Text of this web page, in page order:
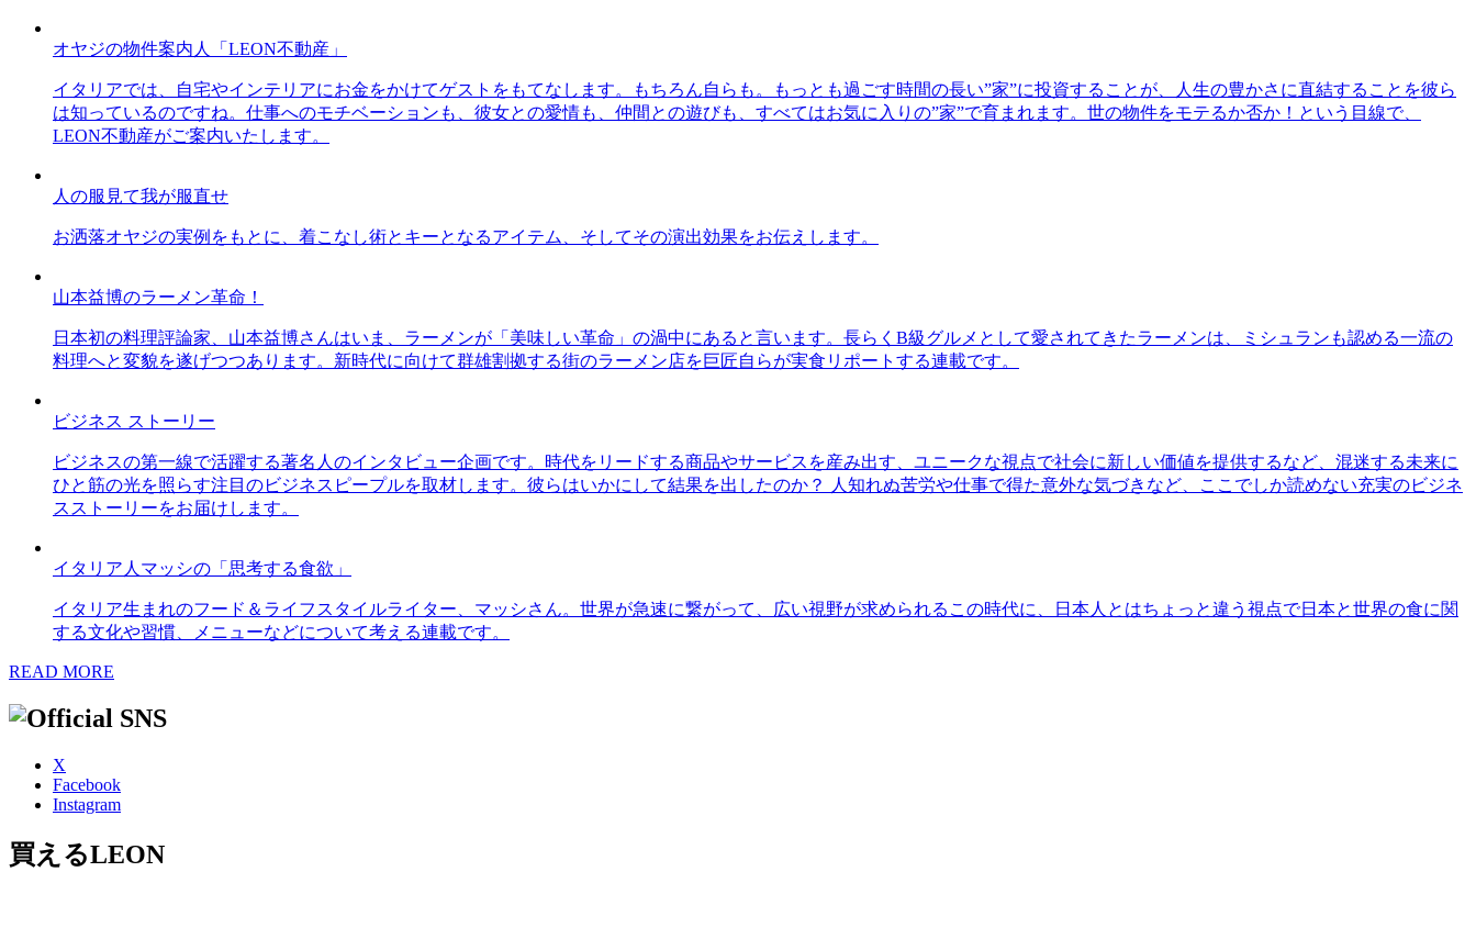
オヤジの物件案内人「LEON不動産」
イタリアでは、自宅やインテリアにお金をかけてゲストをもてなします。もちろん自らも。もっとも過ごす時間の長い”家”に投資することが、人生の豊かさに直結することを彼ら
は知っているのですね。仕事へのモチベーションも、彼女との愛情も、仲間との遊びも、すべてはお気に入りの”家”で育まれます。世の物件をモテるか否か！という目線で、
LEON不動産がご案内いたします。
人の服見て我が服直せ
お洒落オヤジの実例をもとに、着こなし術とキーとなるアイテム、そしてその演出効果をお伝えします。
山本益博のラーメン革命！
日本初の料理評論家、山本益博さんはいま、ラーメンが「美味しい革命」の渦中にあると言います。長らくB級グルメとして愛されてきたラーメンは、ミシュランも認める一流の
料理へと変貌を遂げつつあります。新時代に向けて群雄割拠する街のラーメン店を巨匠自らが実食リポートする連載です。
ビジネス ストーリー
ビジネスの第一線で活躍する著名人のインタビュー企画です。時代をリードする商品やサービスを産み出す、ユニークな視点で社会に新しい価値を提供するなど、混迷する未来に
ひと筋の光を照らす注目のビジネスピープルを取材します。彼らはいかにして結果を出したのか？ 人知れぬ苦労や仕事で得た意外な気づきなど、ここでしか読めない充実のビジネ
スストーリーをお届けします。
イタリア人マッシの「思考する食欲」
イタリア生まれのフード＆ライフスタイルライター、マッシさん。世界が急速に繋がって、広い視野が求められるこの時代に、日本人とはちょっと違う視点で日本と世界の食に関
する文化や習慣、メニューなどについて考える連載です。
READ MORE
X
Facebook
Instagram
買えるLEON